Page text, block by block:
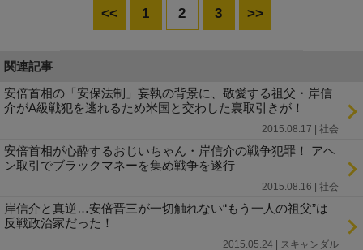
<< 1 2 3 >>
関連記事
安倍首相の「安保法制」妄執の背景に、敬愛する祖父・岸信
介がA級戦犯を逃れるため米国と交わした裏取引きが！
2015.08.17 | 社会
安倍首相が心酔するおじいちゃん・岸信介の戦争犯罪！ アヘ
ン取引でブラックマネーを集め戦争を遂行
2015.08.16 | 社会
岸信介と真逆…安倍晋三が一切触れない“もう一人の祖父”は
反戦政治家だった！
2015.05.24 | スキャンダル